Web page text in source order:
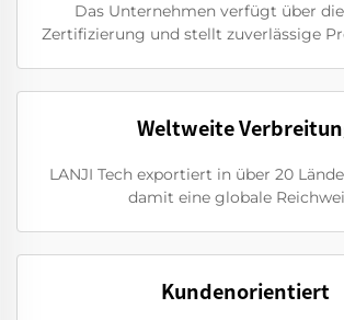
Das Unternehmen verfügt über die
Zertifizierung und stellt zuverlässige
Weltweite
LANJI Tech exportiert in über 20
damit eine globale
Kundenorientiert